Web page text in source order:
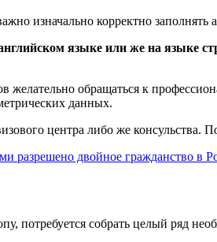
изначально корректно заполнять
языке или же на языке
желательно обращаться к
данных.
центра либо же консульства.
разрешено двойное гражданство в
потребуется собрать целый ряд